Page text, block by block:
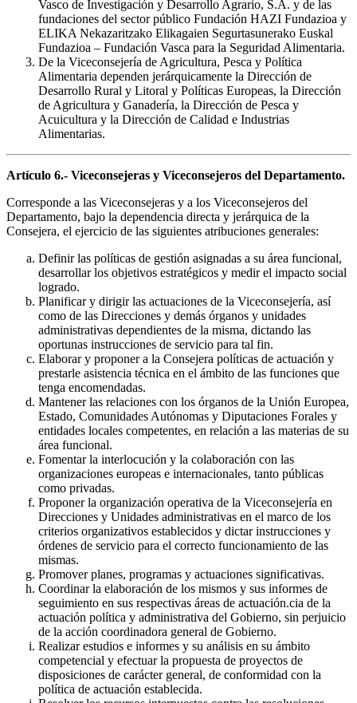
Vasco de Investigación y Desarrollo Agrario, S.A. y de las
fundaciones del sector público Fundación HAZI Fundazioa y
ELIKA Nekazaritzako Elikagaien Segurtasunerako Euskal
Fundazioa – Fundación Vasca para la Seguridad Alimentaria.
De la Viceconsejería de Agricultura, Pesca y Política
Alimentaria dependen jerárquicamente la Dirección de
Desarrollo Rural y Litoral y Políticas Europeas, la Dirección
de Agricultura y Ganadería, la Dirección de Pesca y
Acuicultura y la Dirección de Calidad e Industrias
Alimentarias.
Artículo 6.- Viceconsejeras y Viceconsejeros del Departamento.
Corresponde a las Viceconsejeras y a los Viceconsejeros del
Departamento, bajo la dependencia directa y jerárquica de la
Consejera, el ejercicio de las siguientes atribuciones generales:
Definir las políticas de gestión asignadas a su área funcional,
desarrollar los objetivos estratégicos y medir el impacto social
logrado.
Planificar y dirigir las actuaciones de la Viceconsejería, así
como de las Direcciones y demás órganos y unidades
administrativas dependientes de la misma, dictando las
oportunas instrucciones de servicio para tal fin.
Elaborar y proponer a la Consejera políticas de actuación y
prestarle asistencia técnica en el ámbito de las funciones que
tenga encomendadas.
Mantener las relaciones con los órganos de la Unión Europea,
Estado, Comunidades Autónomas y Diputaciones Forales y
entidades locales competentes, en relación a las materias de su
área funcional.
Fomentar la interlocución y la colaboración con las
organizaciones europeas e internacionales, tanto públicas
como privadas.
Proponer la organización operativa de la Viceconsejería en
Direcciones y Unidades administrativas en el marco de los
criterios organizativos establecidos y dictar instrucciones y
órdenes de servicio para el correcto funcionamiento de las
mismas.
Promover planes, programas y actuaciones significativas.
Coordinar la elaboración de los mismos y sus informes de
seguimiento en sus respectivas áreas de actuación.cia de la
actuación política y administrativa del Gobierno, sin perjuicio
de la acción coordinadora general de Gobierno.
Realizar estudios e informes y su análisis en su ámbito
competencial y efectuar la propuesta de proyectos de
disposiciones de carácter general, de conformidad con la
política de actuación establecida.